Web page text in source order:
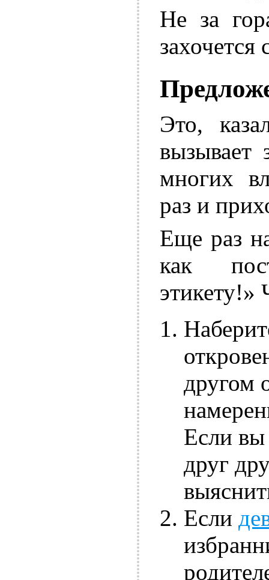
Не за
захочется
Это,
вызывает
многих
раз и
Еще раз
как
этикету!»
другом
Если вы
друг
Если